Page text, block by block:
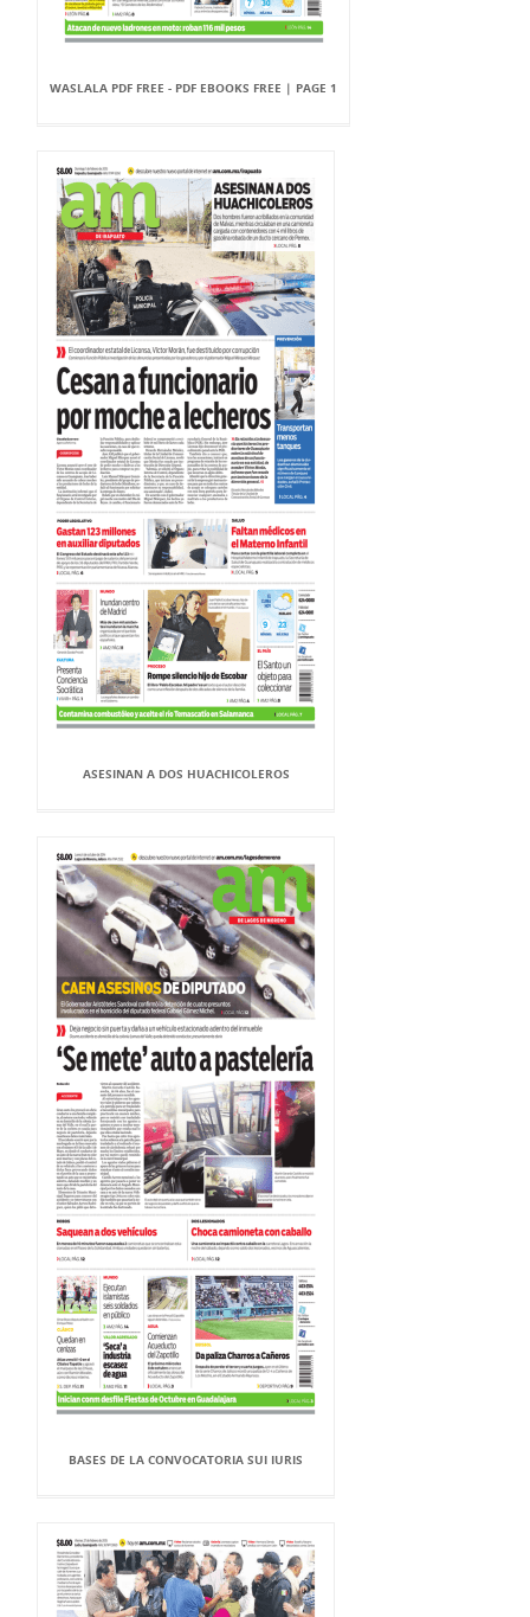
WASLALA PDF FREE - PDF EBOOKS FREE | PAGE 1
ASESINAN A DOS HUACHICOLEROS
BASES DE LA CONVOCATORIA SUI IURIS